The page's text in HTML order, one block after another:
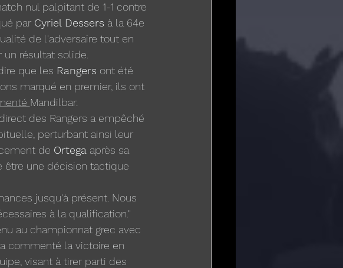
nul palpitant de 1-1 contre
par Cyriel Dessers à la 64e
de l'adversaire tout en
résultat solide.
que les Rangers ont été
marqué en premier, ils ont
Mandilbar.
des Rangers a empêché
perturbant ainsi leur
de Ortega après sa
être une décision tactique
jusqu'à présent. Nous
à la qualification."
au championnat grec avec
a commenté la victoire en
visant à tirer parti des